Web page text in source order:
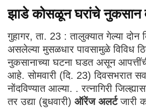
झाडे कोसळून घरांचे नुकसान
गुहागर, ता. 23 : तालुक्यात गेल्या दोन
असलेल्या मुसळधार पावसामुळे विविध
नुकसानाच्या घटना घडत असून
आहे. सोमवारी (दि. 23) दिवसभरात
नोंदविण्यात आल्या. . रत्नागिरी
तर उद्या (बुधवारी) ऑरेंज अलर्टजारी